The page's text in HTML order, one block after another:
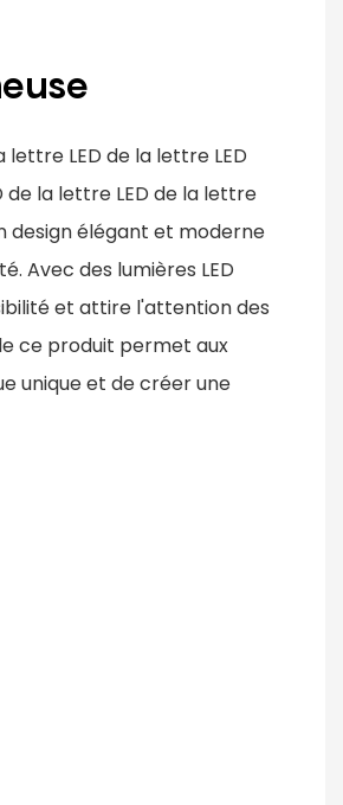
lettre LED de la lettre LED
de la lettre LED de la lettre
design élégant et moderne
Avec des lumières LED
et attire l'attention des
ce produit permet aux
unique et de créer une